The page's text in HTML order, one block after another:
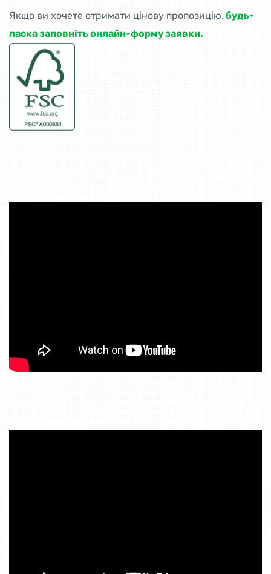
Якщо ви хочете отримати цінову пропозицію, будь-
ласка заповніть онлайн-форму заявки.